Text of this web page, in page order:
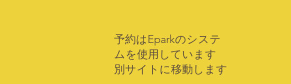
​予約はEparkのシステ
ムを使用しています
​別サイトに移動します